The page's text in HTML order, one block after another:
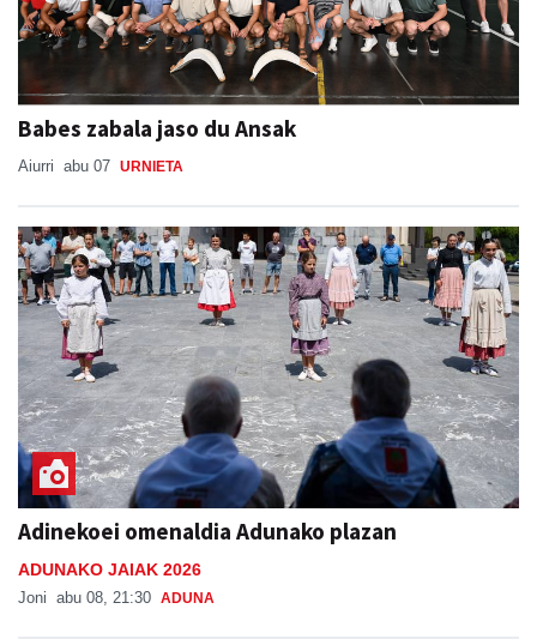
Babes zabala jaso du Ansak
Aiurri abu 07 URNIETA
Adinekoei omenaldia Adunako plazan
ADUNAKO JAIAK 2026
Joni abu 08, 21:30 ADUNA